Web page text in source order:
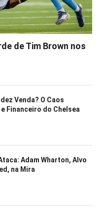
de Tim Brown nos
Venda? O Caos
Financeiro do Chelsea
Adam Wharton, Alvo
na Mira